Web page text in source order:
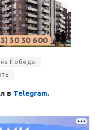
Победы
в Telegram.